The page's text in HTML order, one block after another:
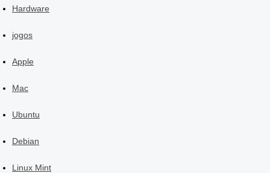
Hardware
jogos
Apple
Mac
Ubuntu
Debian
Linux Mint